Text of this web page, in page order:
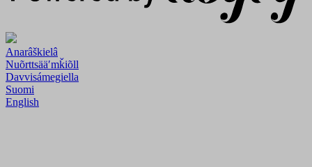
Anarâškielâ
Nuõrttsääʹmǩiõll
Davvisámegiella
Suomi
English